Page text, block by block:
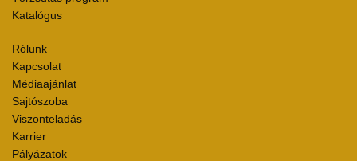
Katalógus
Rólunk
Kapcsolat
Médiaajánlat
Sajtószoba
Viszonteladás
Karrier
Pályázatok